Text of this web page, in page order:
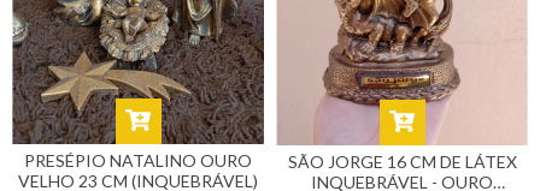
PRESÉPIO NATALINO OURO
VELHO 23 CM (INQUEBRÁVEL)
SÃO JORGE 16 CM DE LÁTEX
INQUEBRÁVEL - OURO